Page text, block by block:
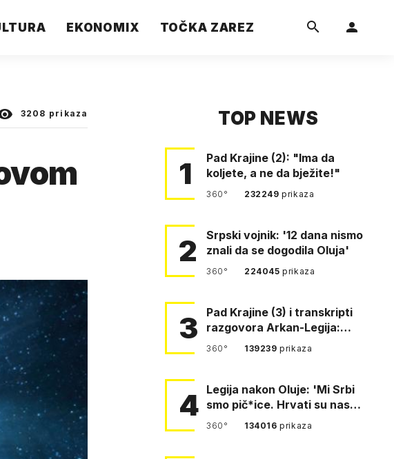
EKONOMIX TOČKA ZAREZ
3208 prikaza TOP NEWS
1
Pad Krajine (2): "Ima da
koljete, a ne da bježite!"
360° 232249prikaza
2
Srpski vojnik: '12 dana nismo
znali da se dogodila Oluja'
360° 224045prikaza
3
Pad Krajine (3) i transkripti
razgovora Arkan-Legija:
'Čujem, prelazite ustašam…
360° 139239prikaza
4 Legija nakon Oluje: 'Mi Srbi
smo pič*ice. Hrvati su nas
pomeli!'
360° 134016prikaza